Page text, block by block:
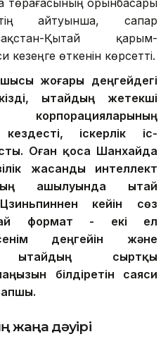
төрағасының орынбасары
айтуынша, сапар
Қытай қарым-
өткенін көрсетті.
жоғары деңгейдегі
Қытайдың жетекші
корпорацияларының
іскерлік іс-
Оған қоса Шанхайда
жасанды интеллект
ашылуында Қытай
кейін сөз
формат - екі ел
деңгейін және
Қытайдың сыртқы
білдіретін саяси
жаңа дәуірі